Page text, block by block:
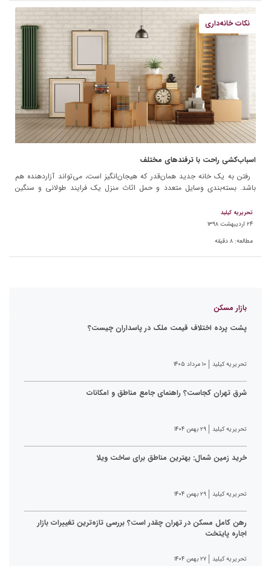
نکات خانه‌داری
اسباب‌کشی راحت با ترفند‌های مختلف
رفتن به یک خانه جدید همان‌قدر که هیجان‌انگیز است، می‌تواند آزاردهنده هم
باشد. بسته‌بندی وسایل متعدد و حمل اثاث منزل یک فرایند طولانی و سنگین
تحریریه کیلید
۲۴ اردیبهشت ۱۳۹۸
مطالعه: ۸ دقیقه
بازار مسکن
پشت پرده اختلاف قیمت ملک در پاسداران چیست؟
تحریریه کیلید ۱۰ مرداد ۱۴۰۵
شرق تهران کجاست؟ راهنمای جامع مناطق و امکانات
تحریریه کیلید ۲۹ بهمن ۱۴۰۴
خرید زمین شمال: بهترین مناطق برای ساخت ویلا
تحریریه کیلید ۲۹ بهمن ۱۴۰۴
رهن کامل مسکن در تهران چقدر است؟ بررسی تازه‌ترین تغییرات بازار
اجاره پایتخت
تحریریه کیلید ۲۷ بهمن ۱۴۰۴